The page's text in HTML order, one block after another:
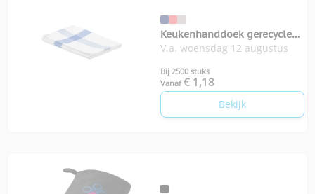
Keukenhanddoek gerecycled
Kitch
V.a. woensdag 12 augustus
Bij 2500 stuks
Vanaf € 1,18
Bekijk